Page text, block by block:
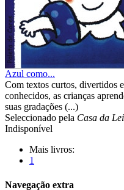
Azul como...
Com textos curtos, divertidos
conhecidos, as crianças
suas gradações (...)
Seleccionado pela Casa da
Indisponível
Mais livros:
1
Navegação extra